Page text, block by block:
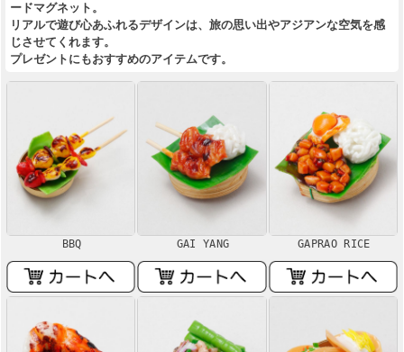
ードマグネット。
リアルで遊び心あふれるデザインは、旅の思い出やアジアンな空気を感
じさせてくれます。
プレゼントにもおすすめのアイテムです。
BBQ GAI YANG GAPRAO RICE